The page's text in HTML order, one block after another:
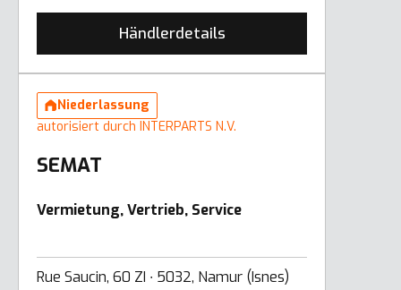
Händlerdetails
Niederlassung
autorisiert durch INTERPARTS N.V.
SEMAT
Vermietung, Vertrieb, Service
Rue Saucin, 60 ZI ∙ 5032, Namur (Isnes)